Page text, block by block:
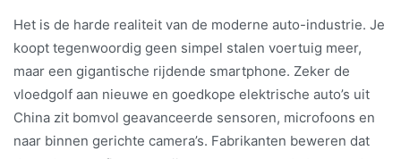
Het is de harde realiteit van de moderne auto-industrie. Je
koopt tegenwoordig geen simpel stalen voertuig meer,
maar een gigantische rijdende smartphone. Zeker de
vloedgolf aan nieuwe en goedkope elektrische auto’s uit
China zit bomvol geavanceerde sensoren, microfoons en
naar binnen gerichte camera’s. Fabrikanten beweren dat